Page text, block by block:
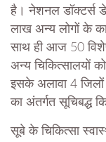
है। नेशनल डॉक्टर्स
लाख अन्य लोगों के
साथ ही आज 50
अन्य चिकित्सालयों
इसके अलावा 4
का अंतर्गत सूचिबद्ध
सूबे के चिकित्सा